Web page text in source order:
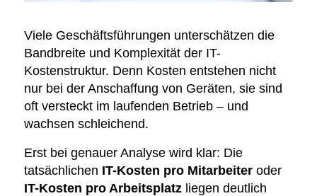
Viele Geschäftsführungen unterschätzen die
Bandbreite und Komplexität der IT-
Kostenstruktur. Denn Kosten entstehen nicht
nur bei der Anschaffung von Geräten, sie sind
oft versteckt im laufenden Betrieb – und
wachsen schleichend.
Erst bei genauer Analyse wird klar: Die
tatsächlichen IT-Kosten pro Mitarbeiteroder
IT-Kosten pro Arbeitsplatzliegen deutlich